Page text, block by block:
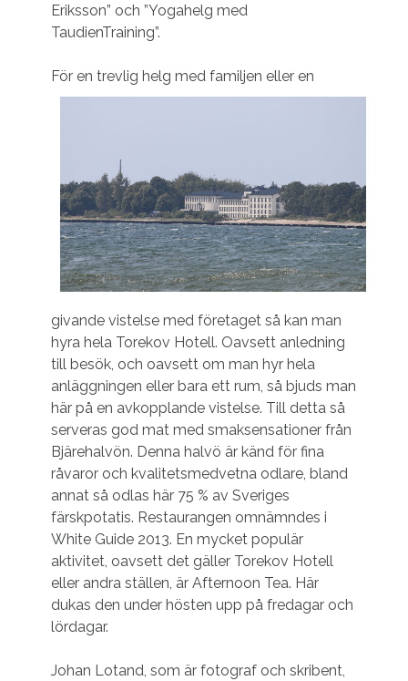
Eriksson” och ”Yogahelg med
TaudienTraining”.
För en trevlig helg med familjen eller en
givande vistelse med företaget så kan man
hyra hela Torekov Hotell. Oavsett anledning
till besök, och oavsett om man hyr hela
anläggningen eller bara ett rum, så bjuds man
här på en avkopplande vistelse. Till detta så
serveras god mat med smaksensationer från
Bjärehalvön. Denna halvö är känd för fina
råvaror och kvalitetsmedvetna odlare, bland
annat så odlas här 75 % av Sveriges
färskpotatis. Restaurangen omnämndes i
White Guide 2013. En mycket populär
aktivitet, oavsett det gäller Torekov Hotell
eller andra ställen, är Afternoon Tea. Här
dukas den under hösten upp på fredagar och
lördagar.
Johan Lotand, som är fotograf och skribent,